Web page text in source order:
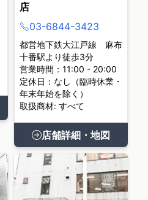
店
03-6844-3423
都営地下鉄大江戸線 麻布
十番駅より徒歩3分
営業時間：11:00 - 20:00
定休日：なし（臨時休業・
年末年始を除く）
取扱商材: すべて
店舗詳細・地図